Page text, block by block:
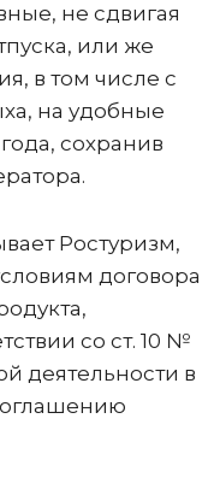
не сдвигая
или же
в том числе с
на удобные
сохранив
Ростуризм,
договора
со ст. 10 №
деятельности в